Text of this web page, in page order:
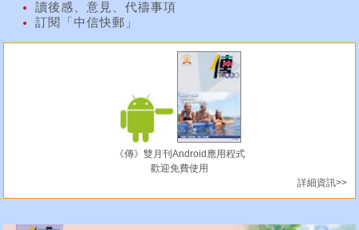
讀後感、意見、代禱事項
訂閱「中信快郵」
《傳》雙月刊Android應用程式
歡迎免費使用
詳細資訊>>